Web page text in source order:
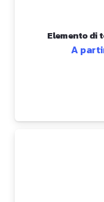
Elemento di
A